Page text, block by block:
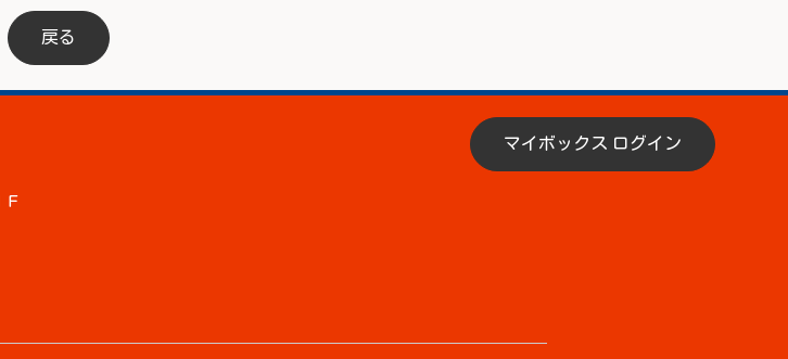
戻る
Ｆ
マイボックス ログイン